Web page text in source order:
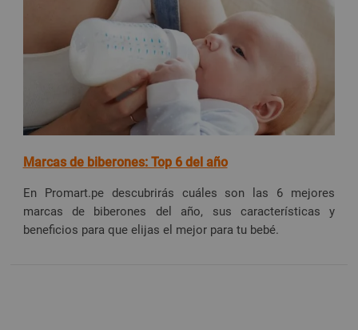
Marcas de biberones: Top 6 del año
En Promart.pe descubrirás cuáles son las 6 mejores
marcas de biberones del año, sus características y
beneficios para que elijas el mejor para tu bebé.